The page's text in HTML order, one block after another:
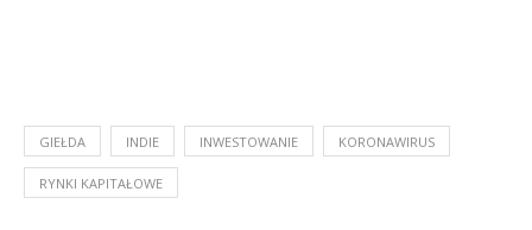
GIEŁDA INDIE INWESTOWANIE KORONAWIRUS
RYNKI KAPITAŁOWE